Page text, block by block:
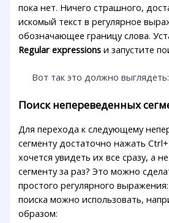
пока нет. Ничего страшного,
искомый текст в регулярное
обозначающее границу слова.
Regular expressions и запустите
Вот так это должно
Поиск непереведенных
Для перехода к следующему
сегменту достаточно нажать
хочется увидеть их все сразу, а
сегменту за раз? Это можно
простого регулярного
поиска можно использовать,
образом: